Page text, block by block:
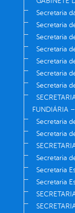
Secretaria
Secretaria
Secretaria
Secretaria
Secretaria
Secretaria
Secretaria
FUNDIÁRIA
Secretaria
Secretaria
Secretaria
Secretaria
Secretaria